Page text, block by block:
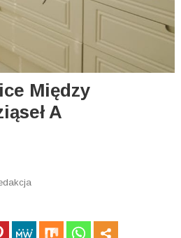
Między
A